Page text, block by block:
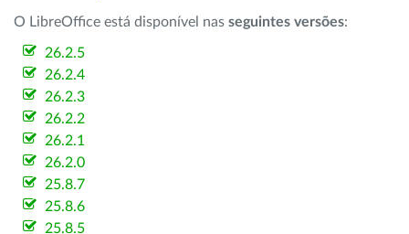
O LibreOffice está disponível nas seguintes versões:
26.2.5
26.2.4
26.2.3
26.2.2
26.2.1
26.2.0
25.8.7
25.8.6
25.8.5